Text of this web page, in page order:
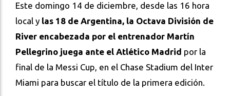
Este domingo 14 de diciembre, desde las 16 hora
local y las 18 de Argentina, la Octava División de
River encabezada por el entrenador Martín
Pellegrino juega ante el Atlético Madrid por la
final de la Messi Cup, en el Chase Stadium del Inter
Miami para buscar el título de la primera edición.